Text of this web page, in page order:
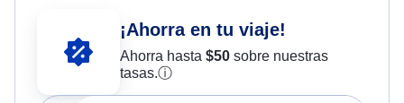
¡Ahorra en tu viaje!
Ahorra hasta $50sobre nuestras
tasas.ⓘ